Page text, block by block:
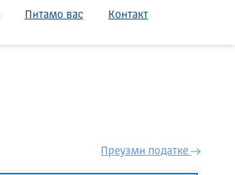
Питамо вас Контакт
Преузми податкe